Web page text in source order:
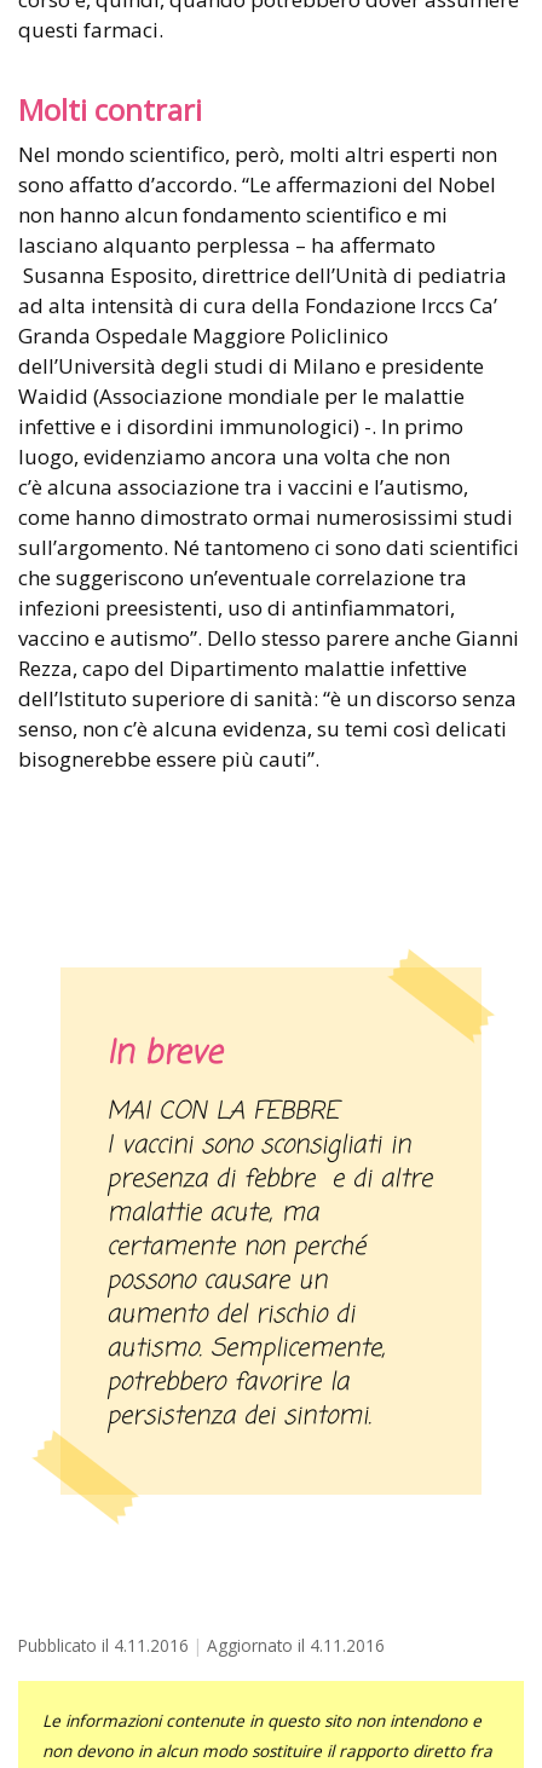
questi farmaci.
Molti contrari
Nel mondo scientifico, però, molti altri esperti non
sono affatto d’accordo. “Le affermazioni del Nobel
non hanno alcun fondamento scientifico e mi
lasciano alquanto perplessa – ha affermato
Susanna Esposito, direttrice dell’Unità di pediatria
ad alta intensità di cura della Fondazione Irccs Ca’
Granda Ospedale Maggiore Policlinico
dell’Università degli studi di Milano e presidente
Waidid (Associazione mondiale per le malattie
infettive e i disordini immunologici) -. In primo
luogo, evidenziamo ancora una volta che non
c’è alcuna associazione tra i vaccini e l’autismo,
come hanno dimostrato ormai numerosissimi studi
sull’argomento. Né tantomeno ci sono dati scientifici
che suggeriscono un’eventuale correlazione tra
infezioni preesistenti, uso di antinfiammatori,
vaccino e autismo”. Dello stesso parere anche Gianni
Rezza, capo del Dipartimento malattie infettive
dell’Istituto superiore di sanità: “è un discorso senza
senso, non c’è alcuna evidenza, su temi così delicati
bisognerebbe essere più cauti”.
In breve
MAI CON LA FEBBRE
I vaccini sono sconsigliati in
presenza di febbre e di altre
malattie acute, ma
certamente non perché
possono causare un
aumento del rischio di
autismo. Semplicemente,
potrebbero favorire la
persistenza dei sintomi.
Pubblicato il 4.11.2016 Aggiornato il 4.11.2016
Le informazioni contenute in questo sito non intendono e
non devono in alcun modo sostituire il rapporto diretto fra